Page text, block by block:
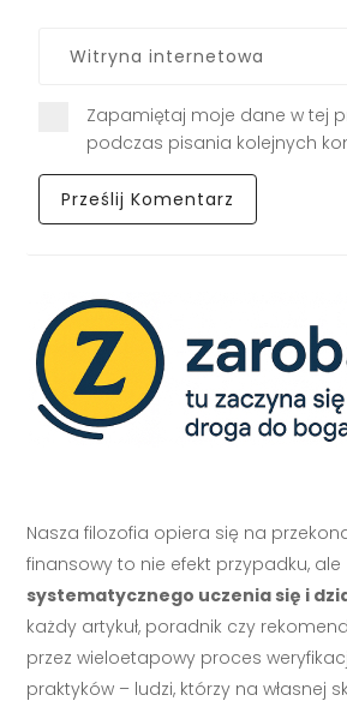
Zapamiętaj moje dane w tej
podczas pisania kolejnych
Nasza filozofia opiera się na
finansowy to nie efekt przypadku, ale
systematycznego uczenia się i
każdy artykuł, poradnik czy
przez wieloetapowy proces
praktyków – ludzi, którzy na własnej